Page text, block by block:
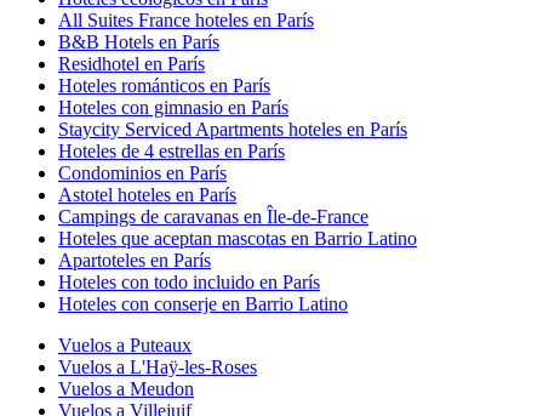
All Suites France hoteles en París
B&B Hotels en París
Residhotel en París
Hoteles románticos en París
Hoteles con gimnasio en París
Staycity Serviced Apartments hoteles en París
Hoteles de 4 estrellas en París
Condominios en París
Astotel hoteles en París
Campings de caravanas en Île-de-France
Hoteles que aceptan mascotas en Barrio Latino
Apartoteles en París
Hoteles con todo incluido en París
Hoteles con conserje en Barrio Latino
Vuelos a Puteaux
Vuelos a L'Haÿ-les-Roses
Vuelos a Meudon
Vuelos a Villejuif